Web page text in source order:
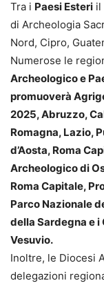
Tra i Paesi Esteri il
di Archeologia
Nord, Cipro,
Numerose le
Archeologico e
promuoverà
2025, Abruzzo,
Romagna, Lazio,
d’Aosta, Roma
Archeologico di
Roma Capitale,
Parco Nazionale
della Sardegna e i
Vesuvio.
Inoltre, le Diocesi
delegazioni